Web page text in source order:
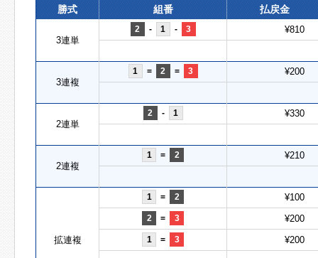
勝式 組番 払戻金
3連単
2 - 1 - 3 ¥810
3連複
1 = 2 = 3 ¥200
2連単
2 - 1 ¥330
2連複
1 = 2 ¥210
拡連複
1 = 2 ¥100
2 = 3 ¥200
1 = 3 ¥200